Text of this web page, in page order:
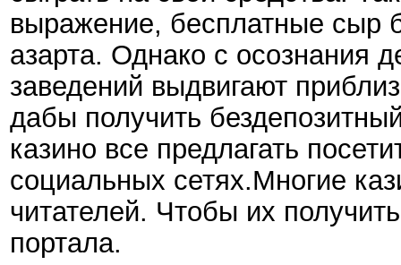
выражение, бесплатные сыр
азарта. Однако с осознания
заведений выдвигают
дабы получить
казино все предлагать
социальных сетях.Многие
читателей. Чтобы их
портала.